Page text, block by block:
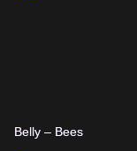
Belly – Bees